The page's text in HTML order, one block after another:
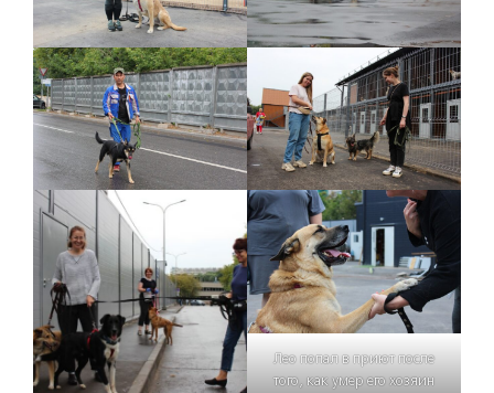
Лео попал в приют после
того, как умер его хозяин